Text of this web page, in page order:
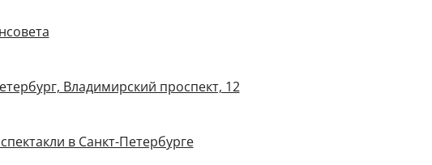
Владимирский проспект, 12
в Санкт-Петербурге